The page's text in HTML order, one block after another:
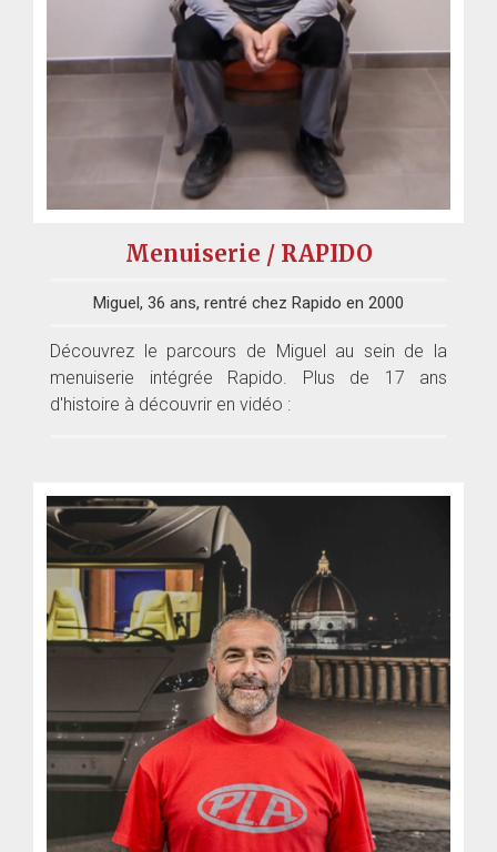
Menuiserie / RAPIDO
Miguel, 36 ans, rentré chez Rapido en 2000
Découvrez le parcours de Miguel au sein de la
menuiserie intégrée Rapido. Plus de 17 ans
d'histoire à découvrir en vidéo :